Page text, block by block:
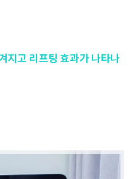
지고 리프팅 효과가 나타나